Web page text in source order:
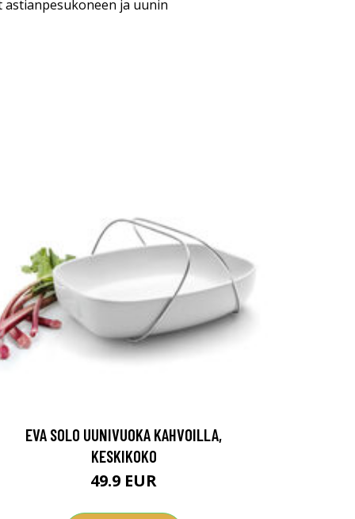
astianpesukoneen ja uunin
EVA SOLO UUNIVUOKA KAHVOILLA,
KESKIKOKO
49.9 EUR